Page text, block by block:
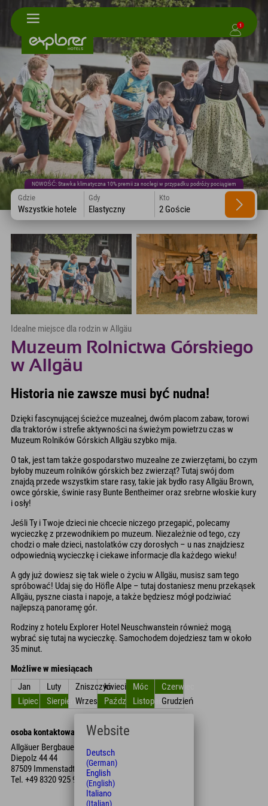
1
NOWOŚĆ: Stawka klimatyczna 10% premii za noclegi w przypadku podróży pociągiem
Gdzie
Wszystkie hotele
Gdy
Elastyczny
Kto
2 Goście
Idealne miejsce dla rodzin w Allgäu
Muzeum Rolnictwa Górskiego
w Allgäu
Historia nie zawsze musi być nudna!
Dzięki fascynującej ścieżce muzealnej, dwóm placom zabaw, torowi
dla traktorów i strefie aktywności na świeżym powietrzu czas w
Muzeum Rolników Górskich Allgäu szybko mija.
O tak, jest tam także gospodarstwo muzealne ze zwierzętami, bo czym
byłoby muzeum rolników górskich bez zwierząt? Tutaj swój dom
znajdą przede wszystkim stare rasy, takie jak bydło rasy Allgäu Brown,
owce górskie, świnie rasy Bunte Bentheimer oraz srebrne włoskie kury
i osły!
Jeśli Ty i Twoje dzieci nie chcecie niczego przegapić, polecamy
wycieczkę z przewodnikiem po muzeum. Niezależnie od tego, czy
chodzi o małe dzieci, nastolatków czy dorosłych – u nas znajdziesz
odpowiednią wycieczkę i ciekawe informacje dla każdego wieku!
A gdy już dowiesz się tak wiele o życiu w Allgäu, musisz sam tego
spróbować! Udaj się do Höfle Alpe – tutaj dostaniesz menu przekąsek
Allgäu, pyszne ciasta i napoje, a także będziesz mógł podziwiać
najlepszą panoramę gór.
Rodziny z hotelu Explorer Hotel Neuschwanstein również mogą
wybrać się tutaj na wycieczkę. Samochodem dojedziesz tam w około
35 minut.
Możliwe w miesiącach
Jan
Luty ZniszczyćkwiecieńMóc
Czerwiec
Lipiec
Sierpień WrzesieńPaździernikListopadGrudzień
osoba kontaktowa
Allgäuer Bergbauernmuseum
Diepolz 44 44
87509 Immenstadt im Allgäu
Tel. +49 8320 925 92 90
Website
Deutsch
(German)
English
(English)
Italiano
(Italian)